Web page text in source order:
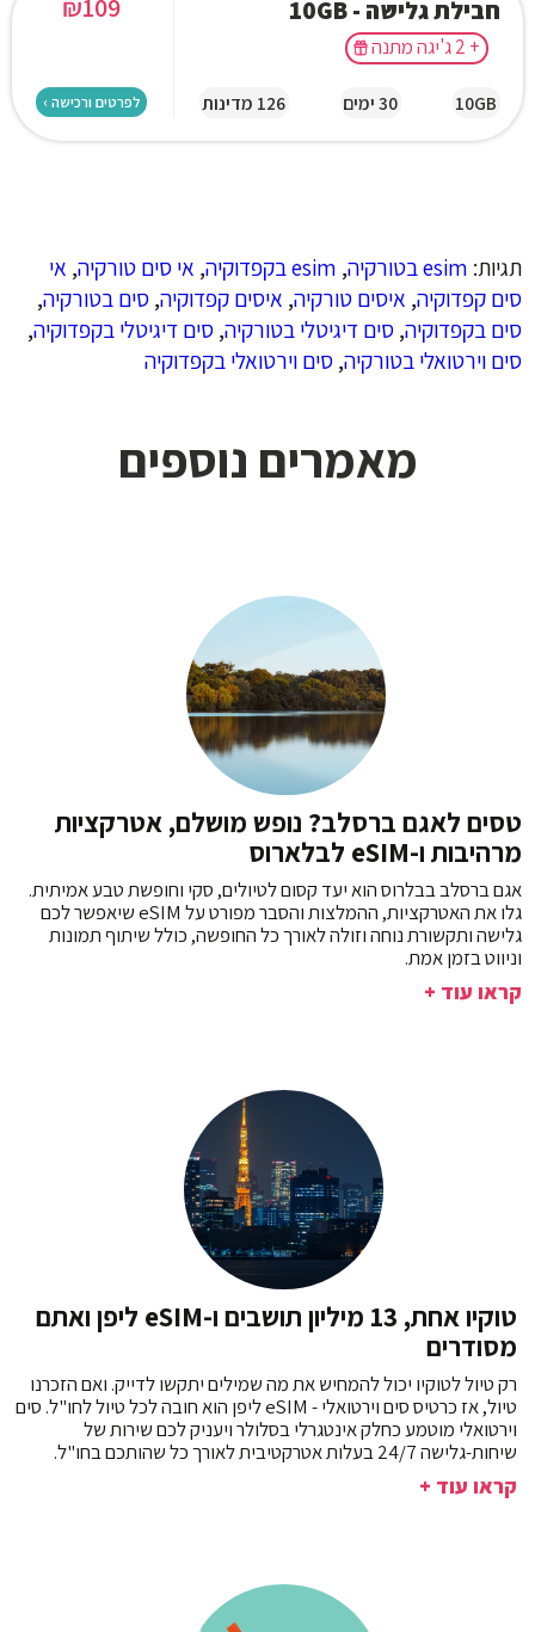
חבילת גלישה - 10GB
+ 2 ג'יגה מתנה
10GB 30 ימים 126 מדינות
₪109
לפרטים ורכישה ›
תגיות: esim בטורקיה , esim בקפדוקיה , אי סים טורקיה, אי
סים קפדוקיה, איסים טורקיה, איסים קפדוקיה,סים בטורקיה,
סים בקפדוקיה,סים דיגיטלי בטורקיה,סים דיגיטלי בקפדוקיה,
סים וירטואלי בטורקיה,סים וירטואלי בקפדוקיה
מאמרים נוספים
טסים לאגם ברסלב? נופש מושלם, אטרקציות
מרהיבות ו-eSIM לבלארוס
אגם ברסלב בבלרוס הוא יעד קסום לטיולים, סקי וחופשת טבע אמיתית.
גלו את האטרקציות, ההמלצות והסבר מפורט על eSIM שיאפשר לכם
גלישה ותקשורת נוחה וזולה לאורך כל החופשה, כולל שיתוף תמונות
וניווט בזמן אמת.
קראו עוד +
טוקיו אחת, 13 מיליון תושבים ו-eSIM ליפן ואתם
מסודרים
רק טיול לטוקיו יכול להמחיש את מה שמילים יתקשו לדייק. ואם הזכרנו
טיול, אז כרטיס סים וירטואלי - eSIM ליפן הוא חובה לכל טיול לחו"ל. סים
וירטואלי מוטמע כחלק אינטגרלי בסלולר ויעניק לכם שירות של
שיחות-גלישה 24/7 בעלות אטרקטיבית לאורך כל שהותכם בחו"ל.
קראו עוד +